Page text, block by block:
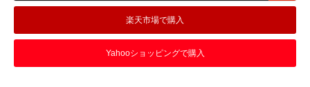
楽天市場で購入
Yahooショッピングで購入